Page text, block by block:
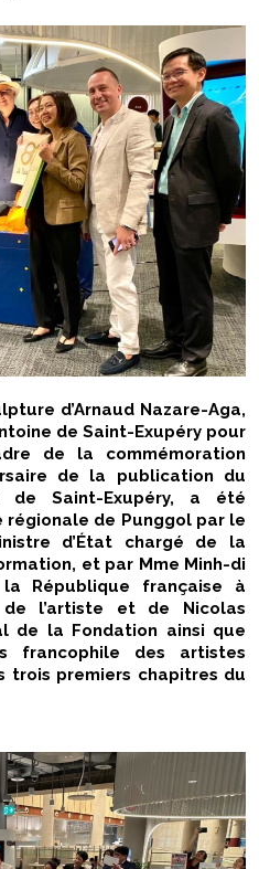
d’Arnaud Nazare-Aga,
de Saint-Exupéry pour
de la commémoration
de la publication du
de Saint-Exupéry, a été
de Punggol par le
d’État chargé de la
et par Mme Minh-di
République française à
l’artiste et de Nicolas
de la Fondation ainsi que
francophile des artistes
trois premiers chapitres du